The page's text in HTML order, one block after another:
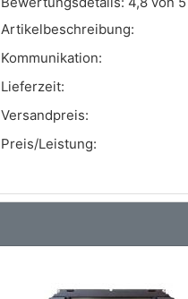
Artikelbeschreibung:
Kommunikation:
Lieferzeit:
Versandpreis:
Preis/Leistung: